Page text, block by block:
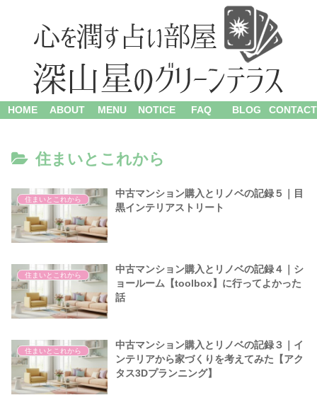
HOME ABOUT MENU NOTICE FAQ BLOG CONTACT
住まいとこれから
住まいとこれから
中古マンション購入とリノベの記録５｜目
黒インテリアストリート
住まいとこれから
中古マンション購入とリノベの記録４｜シ
ョールーム【toolbox】に行ってよかった
話
住まいとこれから
中古マンション購入とリノベの記録３｜イ
ンテリアから家づくりを考えてみた【アク
タス3Dプランニング】